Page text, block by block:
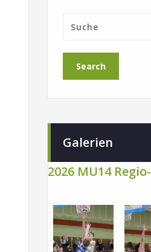
Galerien
2026 MU14